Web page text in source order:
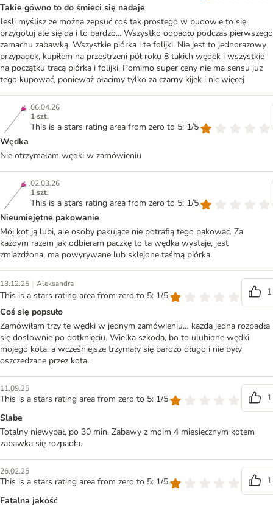
Takie gówno to do śmieci się nadaje
Jeśli myślisz że można zepsuć coś tak prostego w budowie to się
przygotuj ale się da i to bardzo... Wszystko odpadło podczas pierwszego
zamachu zabawką. Wszystkie piórka i te folijki. Nie jest to jednorazowy
przypadek, kupiłem na przestrzeni pół roku 8 takich wędek i wszystkie
na początku tracą piórka i folijki. Pomimo super ceny nie ma sensu już
tego kupować, ponieważ płacimy tylko za czarny kijek i nic więcej
06.04.26
1 szt.
This is a stars rating area from zero to 5: 1/5
Wędka
Nie otrzymałam wędki w zamówieniu
02.03.26
1 szt.
This is a stars rating area from zero to 5: 1/5
Nieumiejętne pakowanie
Mój kot ją lubi, ale osoby pakujące nie potrafią tego pakować. Za
każdym razem jak odbieram paczkę to ta wędka wystaje, jest
zmiażdżona, ma powyrywane lub sklejone taśmą piórka.
13.12.25 | Aleksandra
This is a stars rating area from zero to 5: 1/5
1
Coś się popsuło
Zamówiłam trzy te wędki w jednym zamówieniu… każda jedna rozpadła
się dosłownie po dotknięciu. Wielka szkoda, bo to ulubione wędki
mojego kota, a wcześniejsze trzymały się bardzo długo i nie były
oszczedzane przez kota.
11.09.25
This is a stars rating area from zero to 5: 1/5
1
Slabe
Totalny niewypał, po 30 min. Zabawy z moim 4 miesiecznym kotem
zabawka się rozpadła.
26.02.25
This is a stars rating area from zero to 5: 1/5
1
Fatalna jakość